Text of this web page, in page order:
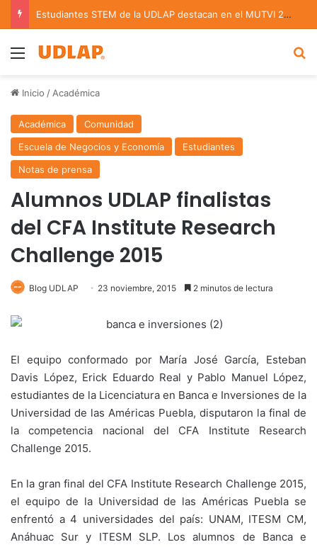
Estudiantes STEM de la UDLAP destacan en el MUTVI 2026
Menu
Inicio / Académica
Académica
Comunidad
Escuela de Negocios y Economía
Estudiantes
Notas de prensa
Alumnos UDLAP finalistas
del CFA Institute Research
Challenge 2015
Blog UDLAP 23 noviembre, 2015 2 minutos de lectura
El equipo conformado por María José García, Esteban
Davis López, Erick Eduardo Real y Pablo Manuel López,
estudiantes de la Licenciatura en Banca e Inversiones de la
Universidad de las Américas Puebla, disputaron la final de
la competencia nacional del CFA Institute Research
Challenge 2015.
En la gran final del CFA Institute Research Challenge 2015,
el equipo de la Universidad de las Américas Puebla se
enfrentó a 4 universidades del país: UNAM, ITESM CM,
Anáhuac Sur y ITESM SLP. Los alumnos de Banca e